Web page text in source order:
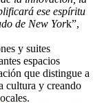
ese espíritu
de New York”,
y suites
espacios
que distingue a
cultura y creando